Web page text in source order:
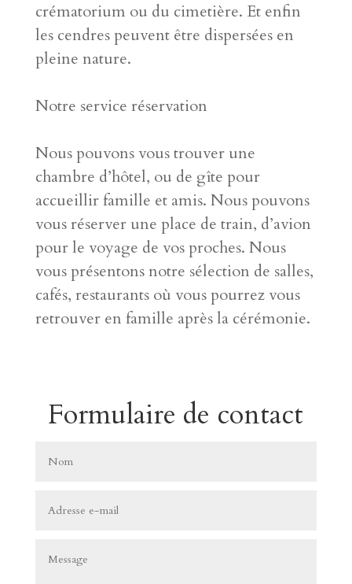
crématorium ou du cimetière. Et enfin
les cendres peuvent être dispersées en
pleine nature.
Notre service réservation
Nous pouvons vous trouver une
chambre d’hôtel, ou de gîte pour
accueillir famille et amis. Nous pouvons
vous réserver une place de train, d’avion
pour le voyage de vos proches. Nous
vous présentons notre sélection de salles,
cafés, restaurants où vous pourrez vous
retrouver en famille après la cérémonie.
Formulaire de contact